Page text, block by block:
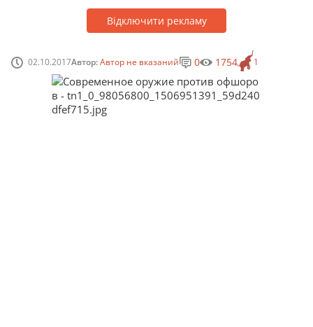
Відключити рекламу
02.10.2017Автор:Автор не вказаний 1
0 1754